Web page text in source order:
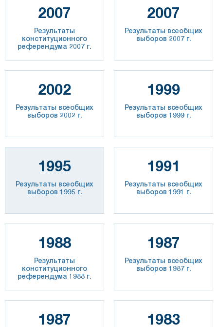
2007
Результаты
конституционного
референдума 2007 г.
2007
Результаты всеобщих
выборов 2007 г.
2002
Результаты всеобщих
выборов 2002 г.
1999
Результаты всеобщих
выборов 1999 г.
1995
Результаты всеобщих
выборов 1995 г.
1991
Результаты всеобщих
выборов 1991 г.
1988
Результаты
конституционного
референдума 1988 г.
1987
Результаты всеобщих
выборов 1987 г.
1987 1983